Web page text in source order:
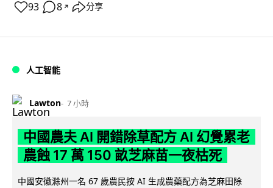
93 8 ↗ 分享
人工智能
Lawton 7 小時
中國農夫 AI 開錯除草配方 AI 幻覺累老
農蝕 17 萬 150 畝芝麻苗一夜枯死
中國安徽滁州一名 67 歲農民按 AI 生成農藥配方為芝麻田除